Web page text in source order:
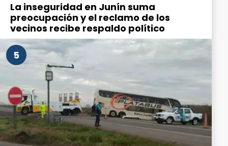
La inseguridad en Junín suma
preocupación y el reclamo de los
vecinos recibe respaldo político
5